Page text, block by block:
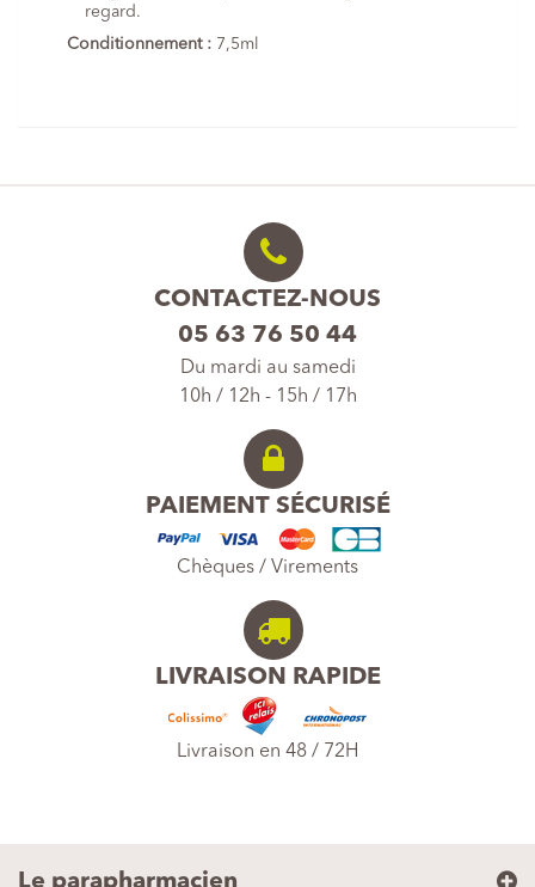
regard.
Conditionnement : 7,5ml
CONTACTEZ-NOUS
05 63 76 50 44
Du mardi au samedi
10h / 12h - 15h / 17h
PAIEMENT SÉCURISÉ
Chèques / Virements
LIVRAISON RAPIDE
Livraison en 48 / 72H
Le parapharmacien